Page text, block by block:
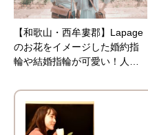
【和歌山・西牟婁郡】Lapage
のお花をイメージした婚約指
輪や結婚指輪が可愛い！人…